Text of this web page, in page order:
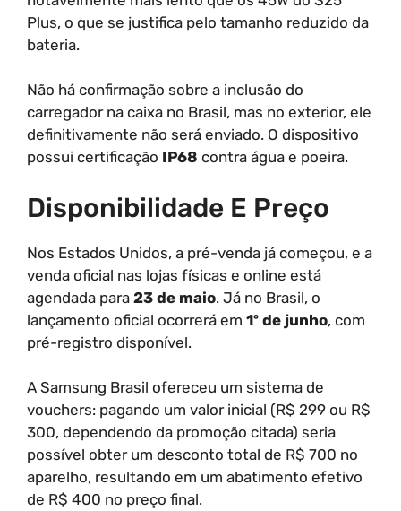
Plus, o que se justifica pelo tamanho reduzido da
bateria.
Não há confirmação sobre a inclusão do
carregador na caixa no Brasil, mas no exterior, ele
definitivamente não será enviado. O dispositivo
possui certificação IP68 contra água e poeira.
Disponibilidade E Preço
Nos Estados Unidos, a pré-venda já começou, e a
venda oficial nas lojas físicas e online está
agendada para 23 de maio. Já no Brasil, o
lançamento oficial ocorrerá em 1º de junho, com
pré-registro disponível.
A Samsung Brasil ofereceu um sistema de
vouchers: pagando um valor inicial (R$ 299 ou R$
300, dependendo da promoção citada) seria
possível obter um desconto total de R$ 700 no
aparelho, resultando em um abatimento efetivo
de R$ 400 no preço final.